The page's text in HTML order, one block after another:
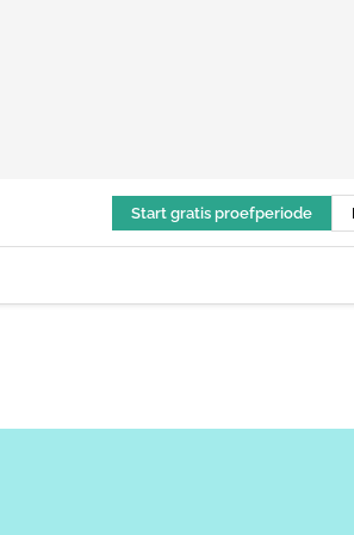
Start gratis proefperiode